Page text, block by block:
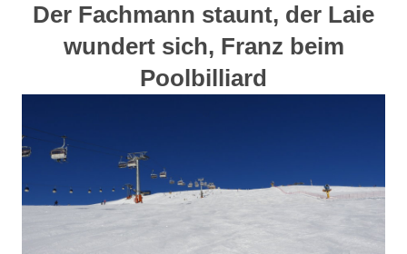
Der Fachmann staunt, der Laie
wundert sich, Franz beim
Poolbilliard